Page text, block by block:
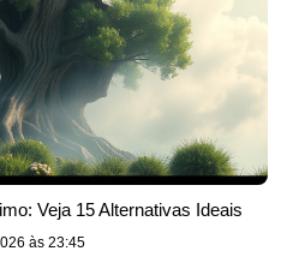
Veja 15 Alternativas Ideais
às 23:45